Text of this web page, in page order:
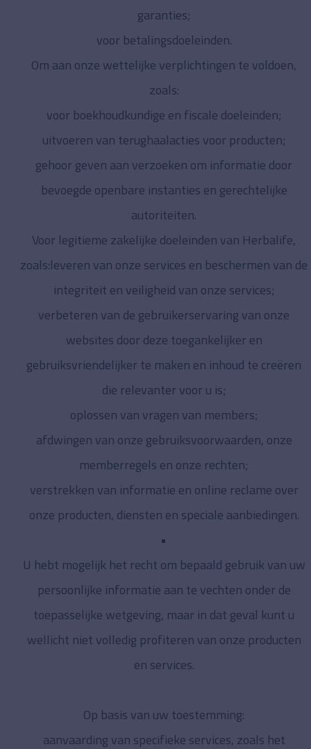
garanties;
voor betalingsdoeleinden.
Om aan onze wettelijke verplichtingen te voldoen,
zoals:
voor boekhoudkundige en fiscale doeleinden;
uitvoeren van terughaalacties voor producten;
gehoor geven aan verzoeken om informatie door
bevoegde openbare instanties en gerechtelijke
autoriteiten.
Voor legitieme zakelijke doeleinden van Herbalife,
zoals:leveren van onze services en beschermen van de
integriteit en veiligheid van onze services;
verbeteren van de gebruikerservaring van onze
websites door deze toegankelijker en
gebruiksvriendelijker te maken en inhoud te creëren
die relevanter voor u is;
oplossen van vragen van members;
afdwingen van onze gebruiksvoorwaarden, onze
memberregels en onze rechten;
verstrekken van informatie en online reclame over
onze producten, diensten en speciale aanbiedingen.
U hebt mogelijk het recht om bepaald gebruik van uw
persoonlijke informatie aan te vechten onder de
toepasselijke wetgeving, maar in dat geval kunt u
wellicht niet volledig profiteren van onze producten
en services.
Op basis van uw toestemming:
aanvaarding van specifieke services, zoals het